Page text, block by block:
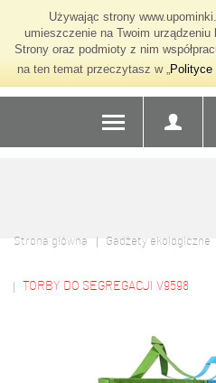
Używając strony
umieszczenie na Twoim
Strony oraz podmioty z nim
na ten temat przeczytasz w „Polityce
Strona główna Gadżety ekologiczne
TORBY DO SEGREGACJI V9598